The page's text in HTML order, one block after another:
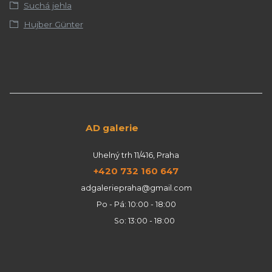
Suchá jehla
Hujber Günter
AD galerie
Uhelný trh 11/416, Praha
+420 732 160 647
adgaleriepraha@gmail.com
Po - Pá: 10:00 - 18:00
So: 13:00 - 18:00